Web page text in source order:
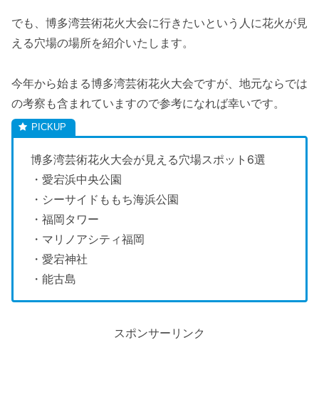
でも、博多湾芸術花火大会に行きたいという人に花火が見
える穴場の場所を紹介いたします。
今年から始まる博多湾芸術花火大会ですが、地元ならでは
の考察も含まれていますので参考になれば幸いです。
博多湾芸術花火大会が見える穴場スポット6選
・愛宕浜中央公園
・シーサイドももち海浜公園
・福岡タワー
・マリノアシティ福岡
・愛宕神社
・能古島
スポンサーリンク